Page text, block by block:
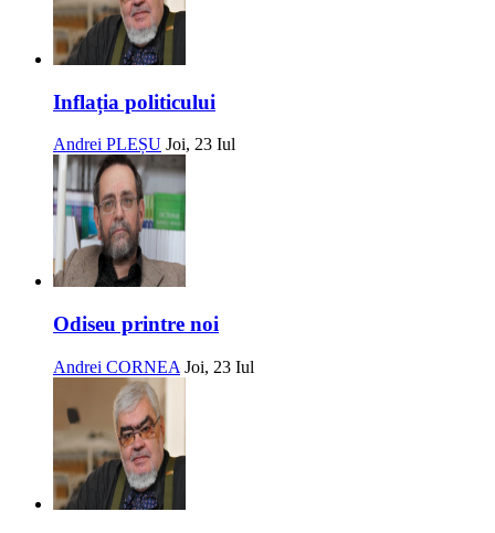
Inflația politicului
Andrei PLEȘU Joi, 23 Iul
Odiseu printre noi
Andrei CORNEA Joi, 23 Iul